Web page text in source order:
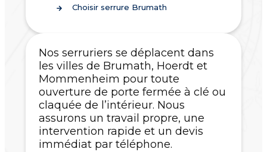
Choisir serrure Brumath
Nos serruriers se déplacent dans
les villes de Brumath, Hoerdt et
Mommenheim pour toute
ouverture de porte fermée à clé ou
claquée de l’intérieur. Nous
assurons un travail propre, une
intervention rapide et un devis
immédiat par téléphone.